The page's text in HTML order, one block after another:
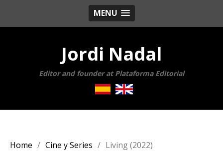
MENU
Jordi Nadal
Editor and founder at Plataforma Editorial
Home Cine y Series Living (2022)